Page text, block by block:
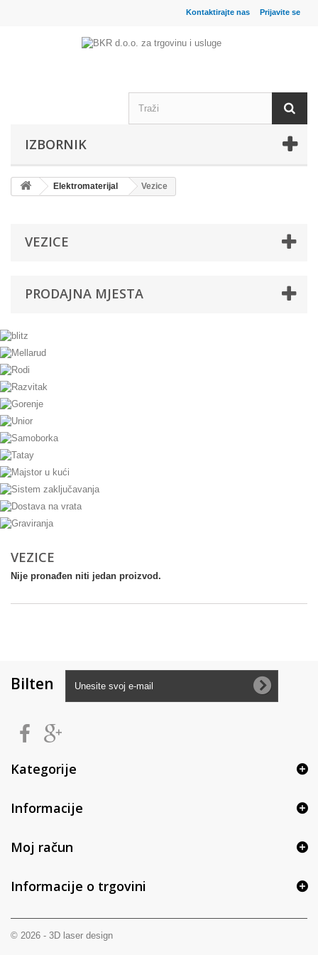
Prijavite se
Kontaktirajte nas
IZBORNIK
Elektromaterijal Vezice
VEZICE
PRODAJNA MJESTA
VEZICE
Nije pronađen niti jedan proizvod.
Bilten
Kategorije
Informacije
© 2026 - 3D laser design
Moj račun
Informacije o trgovini